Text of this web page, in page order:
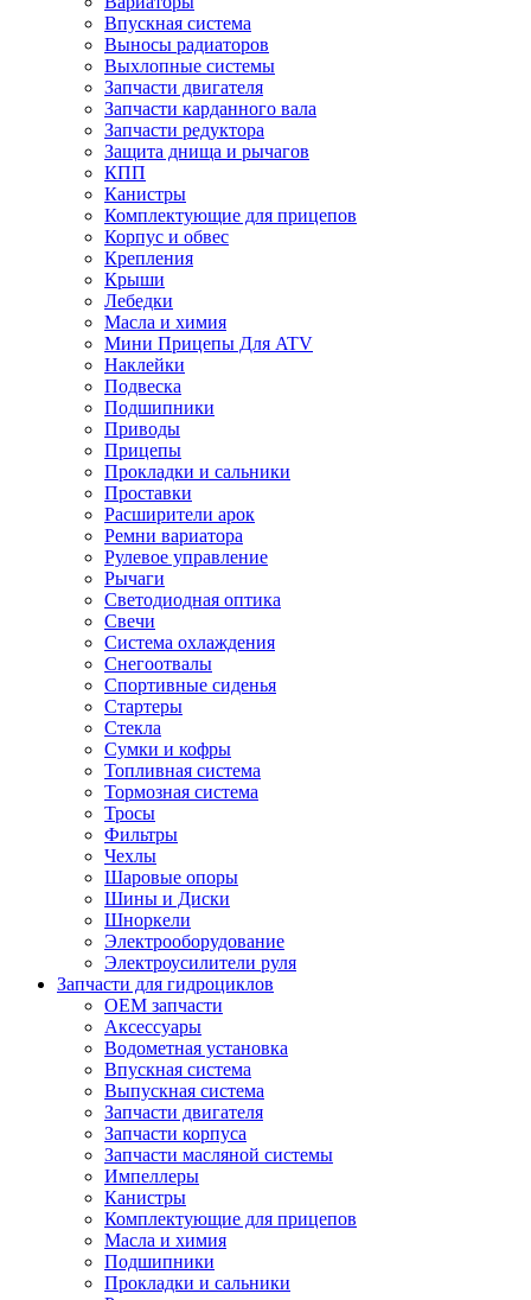
Впускная система
Выносы радиаторов
Выхлопные системы
Запчасти двигателя
Запчасти карданного вала
Запчасти редуктора
Защита днища и рычагов
КПП
Канистры
Комплектующие для прицепов
Корпус и обвес
Крепления
Крыши
Лебедки
Масла и химия
Мини Прицепы Для ATV
Наклейки
Подвеска
Подшипники
Приводы
Прицепы
Прокладки и сальники
Проставки
Расширители арок
Ремни вариатора
Рулевое управление
Рычаги
Светодиодная оптика
Свечи
Система охлаждения
Снегоотвалы
Спортивные сиденья
Стартеры
Стекла
Сумки и кофры
Топливная система
Тормозная система
Тросы
Фильтры
Чехлы
Шаровые опоры
Шины и Диски
Шноркели
Электрооборудование
Электроусилители руля
Запчасти для гидроциклов
OEM запчасти
Аксессуары
Водометная установка
Впускная система
Выпускная система
Запчасти двигателя
Запчасти корпуса
Запчасти масляной системы
Импеллеры
Канистры
Комплектующие для прицепов
Масла и химия
Подшипники
Прокладки и сальники